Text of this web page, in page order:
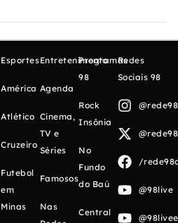
Esportes
América
Atlético
Cruzeiro
Futebol
em
Minas
Entretenimento
Agenda
Cinema,
TV e
Séries
Famosos
Nas
Programas
98
Rock
Insônia
No
Fundo
do Baú
Central
Redes
Sociais 98
/
@98live